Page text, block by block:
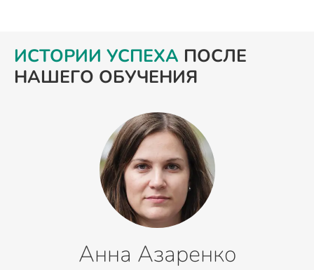
ИСТОРИИ УСПЕХА ПОСЛЕ
НАШЕГО ОБУЧЕНИЯ
Анна Азаренко